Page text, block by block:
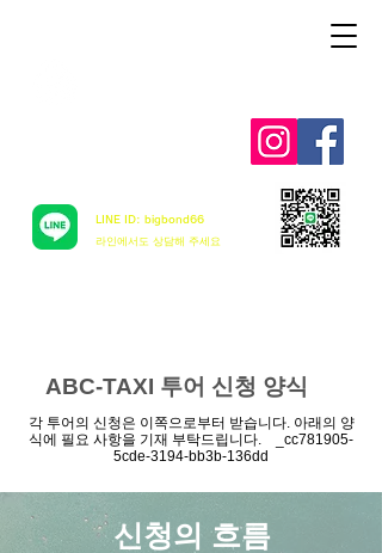
LINE ID: bigbond66
​라인에서도 상담해 주세요
ABC-TAXI 투어 신청 양식
각 투어의 신청은 이쪽으로부터 받습니다. 아래의 양
식에 필요 사항을 기재 부탁드립니다. _cc781905-
5cde-3194-bb3b-136dd
신청의 흐름